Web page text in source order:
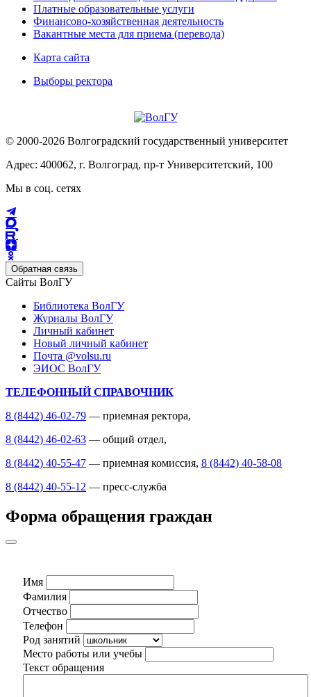
Платные образовательные услуги
Финансово-хозяйственная деятельность
Вакантные места для приема (перевода)
Карта сайта
Выборы ректора
© 2000-2026 Волгоградский государственный университет
Адрес: 400062, г. Волгоград, пр-т Университетский, 100
Мы в соц. сетях
Обратная связь
Сайты ВолГУ
Библиотека ВолГУ
Журналы ВолГУ
Личный кабинет
Новый личный кабинет
Почта @volsu.ru
ЭИОС ВолГУ
ТЕЛЕФОННЫЙ СПРАВОЧНИК
8 (8442) 46-02-79 — приемная ректора,
8 (8442) 46-02-63 — общий отдел,
8 (8442) 40-55-47 — приемная комиссия, 8 (8442) 40-58-08
8 (8442) 40-55-12 — пресс-служба
Форма обращения граждан
Имя
Фамилия
Отчество
Телефон
Род занятий
Место работы или учебы
Текст обращения